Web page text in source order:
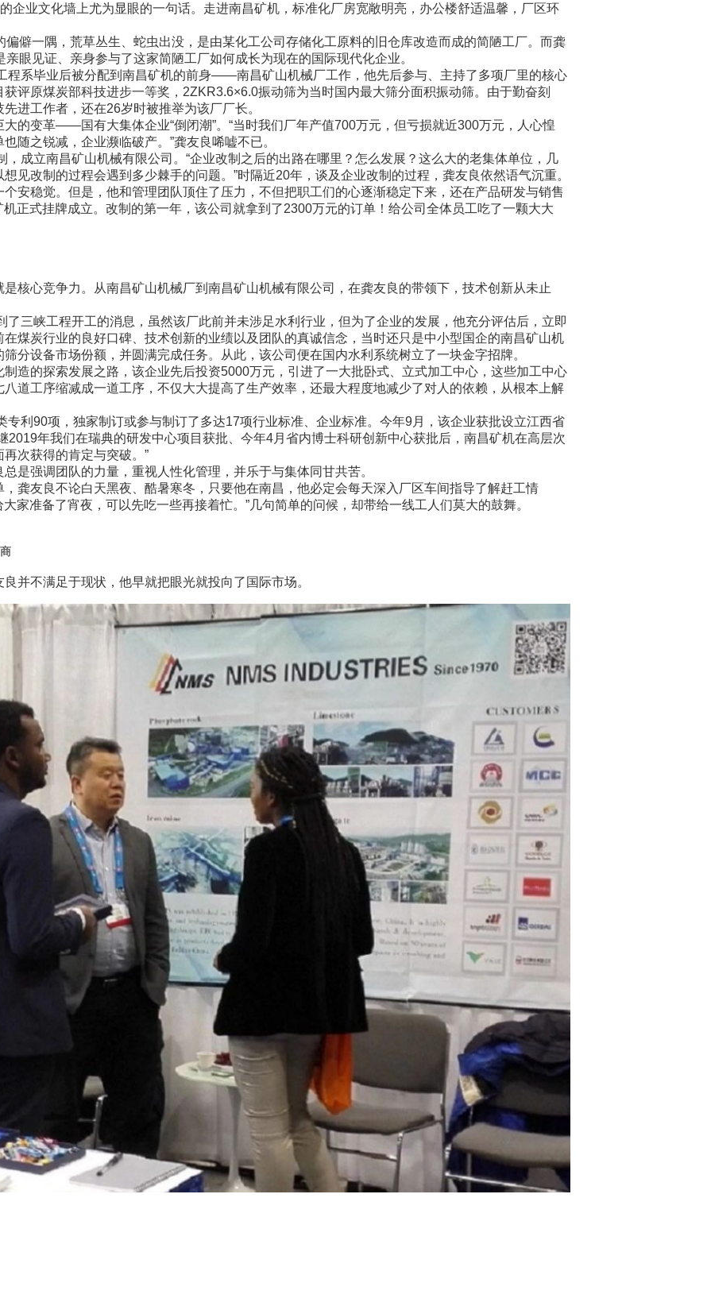
企业文化墙上尤为显眼的一句话。走进南昌矿机，标准化厂房宽敞明亮，办公楼舒适温馨，厂区环
僻一隅，荒草丛生、蛇虫出没，是由某化工公司存储化工原料的旧仓库改造而成的简陋工厂。而龚
眼见证、亲身参与了这家简陋工厂如何成长为现在的国际现代化企业。
系毕业后被分配到南昌矿机的前身——南昌矿山机械厂工作，他先后参与、主持了多项厂里的核心
评原煤炭部科技进步一等奖，2ZKR3.6×6.0振动筛为当时国内最大筛分面积振动筛。由于勤奋刻
进工作者，还在26岁时被推举为该厂厂长。
的变革——国有大集体企业“倒闭潮”。“当时我们厂年产值700万元，但亏损就近300万元，人心惶
随之锐减，企业濒临破产。”龚友良唏嘘不已。
成立南昌矿山机械有限公司。“企业改制之后的出路在哪里？怎么发展？这么大的老集体单位，几
见改制的过程会遇到多少棘手的问题。”时隔近20年，谈及企业改制的过程，龚友良依然语气沉重。
安稳觉。但是，他和管理团队顶住了压力，不但把职工们的心逐渐稳定下来，还在产品研发与销售
机正式挂牌成立。改制的第一年，该公司就拿到了2300万元的订单！给公司全体员工吃了一颗大大
核心竞争力。从南昌矿山机械厂到南昌矿山机械有限公司，在龚友良的带领下，技术创新从未止
三峡工程开工的消息，虽然该厂此前并未涉足水利行业，但为了企业的发展，他充分评估后，立即
煤炭行业的良好口碑、技术创新的业绩以及团队的真诚信念，当时还只是中小型国企的南昌矿山机
分设备市场份额，并圆满完成任务。从此，该公司便在国内水利系统树立了一块金字招牌。
造的探索发展之路，该企业先后投资5000万元，引进了一大批卧式、立式加工中心，这些加工中心
道工序缩减成一道工序，不仅大大提高了生产效率，还最大程度地减少了对人的依赖，从根本上解
利90项，独家制订或参与制订了多达17项行业标准、企业标准。今年9月，该企业获批设立江西省
2019年我们在瑞典的研发中心项目获批、今年4月省内博士科研创新中心获批后，南昌矿机在高层次
次获得的肯定与突破。”
是强调团队的力量，重视人性化管理，并乐于与集体同甘共苦。
龚友良不论白天黑夜、酷暑寒冬，只要他在南昌，他必定会每天深入厂区车间指导了解赶工情
大家准备了宵夜，可以先吃一些再接着忙。”几句简单的问候，却带给一线工人们莫大的鼓舞。
并不满足于现状，他早就把眼光就投向了国际市场。